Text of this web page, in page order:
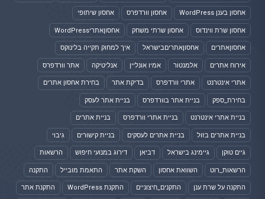
אחסון בענן WordPress אחסון וורדפרס אחסון שיתופי
אחסון שרת ווינדוס אחסון שרתי משחק אחסוןאתריWordPress
אחסוןאתרים אחסוןאתריםבישראל איך למחוק תקייה בלינוקס
אירוח אתרים אלמנטור אמיו אונליין אנליטיקה אתר וורדפרס
אתרי אינטרנט אתרי וורדפרס בדיקת אתר בחירת אחסון אתרים
בחירת_ספק בניית אתר בוורדפרס בניית אתר לעסק
בניית אתרי אינטרנט בניית אתרי וורדפרס בניית אתרים
בניית אתרים בזול בניית אתרים לעסקים בניית קישורים גיבוי
גיים טוקן גיימינג בישראל דביאן דירוג במנועי חיפוש הרשאות
הרשאות_רוט השוואת אחסון השקת אתר התאמת מובייל התקנה
התקנה על שרת ענן התקנים_חיצוניים התקנת WordPress התקנת אתר